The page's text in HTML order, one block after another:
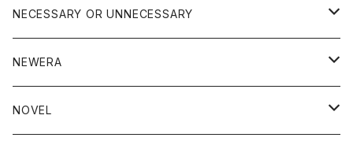
アウター
コート
ジャケット
アクセサリー
バッグ
グッズ
NECESSARY OR UNNECESSARY
アウター
コート
アクセサリー
NEWERA
帽子
NOVEL